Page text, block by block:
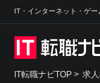
IT・インターネット・ゲー
IT転職ナビTOP > 求